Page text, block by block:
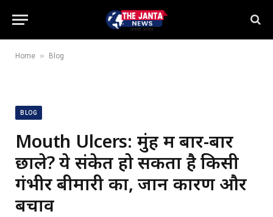
Home » Blog
BLOG
Mouth Ulcers: मुंह में बार-बार
छाले? ये संकेत हो सकता है किसी
गंभीर बीमारी का, जानें कारण और
बचाव